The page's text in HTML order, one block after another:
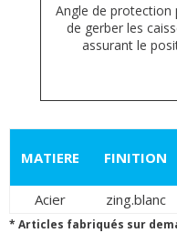
Angle de
de gerber les
assurant le
MATIERE FINITION
Acier zing.blanc
* Articles fabriqués sur